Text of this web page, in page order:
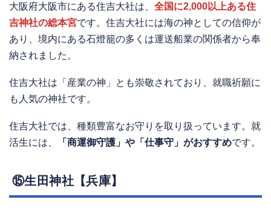
大阪府大阪市にある住吉大社は、 全国に2,000以上ある住
吉神社の総本宮です。住吉大社には海の神としての信仰が
あり、境内にある石燈籠の多くは運送船業の関係者から奉
納されました。
住吉大社は「産業の神」とも崇敬されており、就職祈願に
も人気の神社です。
住吉大社では、種類豊富なお守りを取り扱っています。就
活生には、
「商運御守護」や「仕事守」がおすすめです。
⑮生田神社【兵庫】